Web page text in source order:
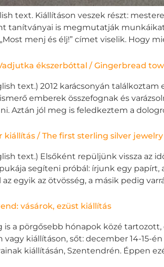
text. Kiállításon veszek részt:
tanítványai is megmutatják
menj és élj!” címet viselik. Hogy
ékszerbóttal / Gingerbread
text.) 2012 karácsonyán
emberek összefognak és
Aztán jól meg is feledkeztem a
kiállítás / The first sterling silver
text.) Elsőként repüljünk vissza az
segíteni próbál: írjunk egy
egyik az ötvösség, a másik pedig
vásárok, ezüst kiállítás
a pörgősebb hónapok közé
vagy kiállításon, sőt: december 14-
kiállításán, Szentendrén. Éppen